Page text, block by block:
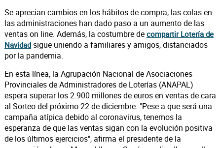
Se aprecian cambios en los hábitos de compra, las colas en
las administraciones han dado paso a un aumento de las
ventas on line. Además, la costumbre de compartir Lotería de
Navidadsigue uniendo a familiares y amigos, distanciados
por la pandemia.
En esta línea, la Agrupación Nacional de Asociaciones
Provinciales de Administradores de Loterías (ANAPAL)
espera superar los 2.900 millones de euros en ventas de cara
al Sorteo del próximo 22 de diciembre. "Pese a que será una
campaña atípica debido al coronavirus, tenemos la
esperanza de que las ventas sigan con la evolución positiva
de los últimos ejercicios", afirma el presidente de la